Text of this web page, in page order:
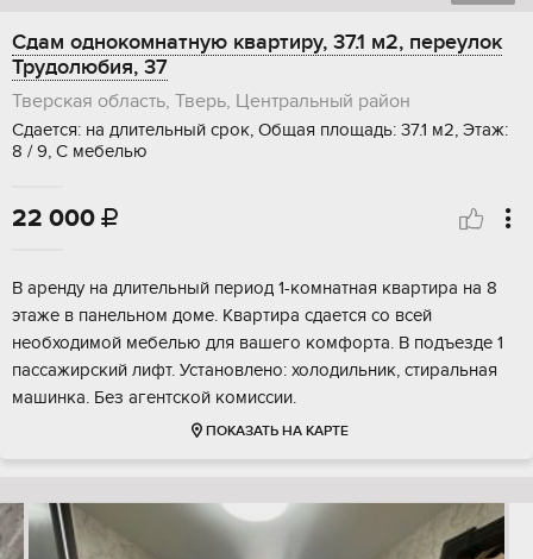
Сдам однокомнатную квартиру, 37.1 м2, переулок
Трудолюбия, 37
Тверская область, Тверь, Центральный район
Сдается: на длительный срок, Общая площадь: 37.1 м2, Этаж:
8 / 9, С мебелью
22 000 
В аренду на длительный период 1-комнатная квартира на 8
этаже в панельном доме. Квартира сдается со всей
необходимой мебелью для вашего комфорта. В подъезде 1
пассажирский лифт. Установлено: холодильник, стиральная
машинка. Без агентской комиссии.
ПОКАЗАТЬ НА КАРТЕ